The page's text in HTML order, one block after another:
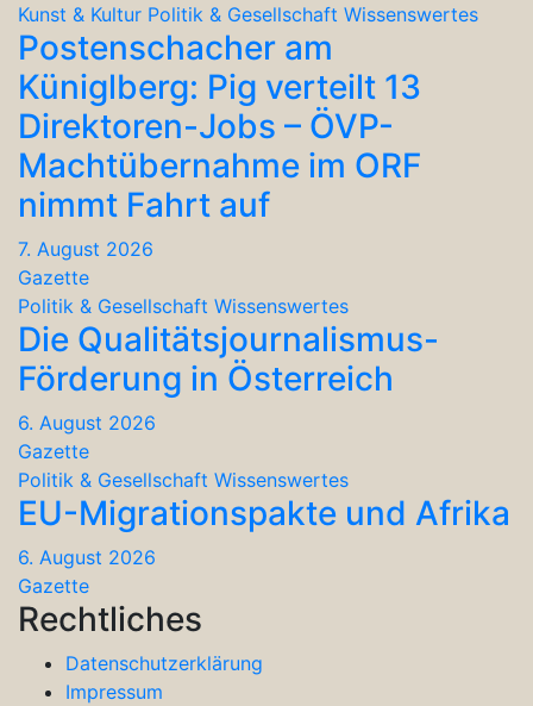
Kunst & Kultur Politik & Gesellschaft Wissenswertes
Postenschacher am
Küniglberg: Pig verteilt 13
Direktoren-Jobs – ÖVP-
Machtübernahme im ORF
nimmt Fahrt auf
7. August 2026
Gazette
Politik & Gesellschaft Wissenswertes
Die Qualitätsjournalismus-
Förderung in Österreich
6. August 2026
Gazette
Politik & Gesellschaft Wissenswertes
EU-Migrationspakte und Afrika
6. August 2026
Gazette
Rechtliches
Datenschutzerklärung
Impressum